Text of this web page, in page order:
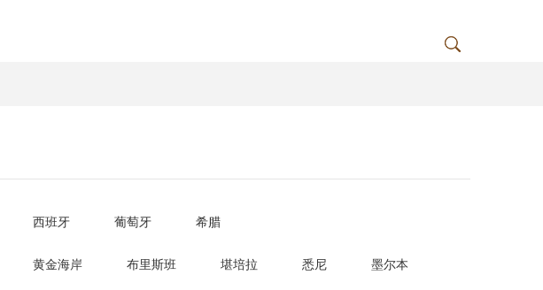
西班牙 葡萄牙 希腊
黄金海岸 布里斯班 堪培拉 悉尼 墨尔本